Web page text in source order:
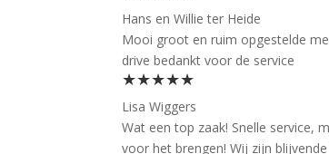
Hans en Willie ter Heide
Mooi groot en ruim opgestelde
drive bedankt voor de service
★★★★★
Lisa Wiggers
Wat een top zaak! Snelle service,
voor het brengen! Wij zijn